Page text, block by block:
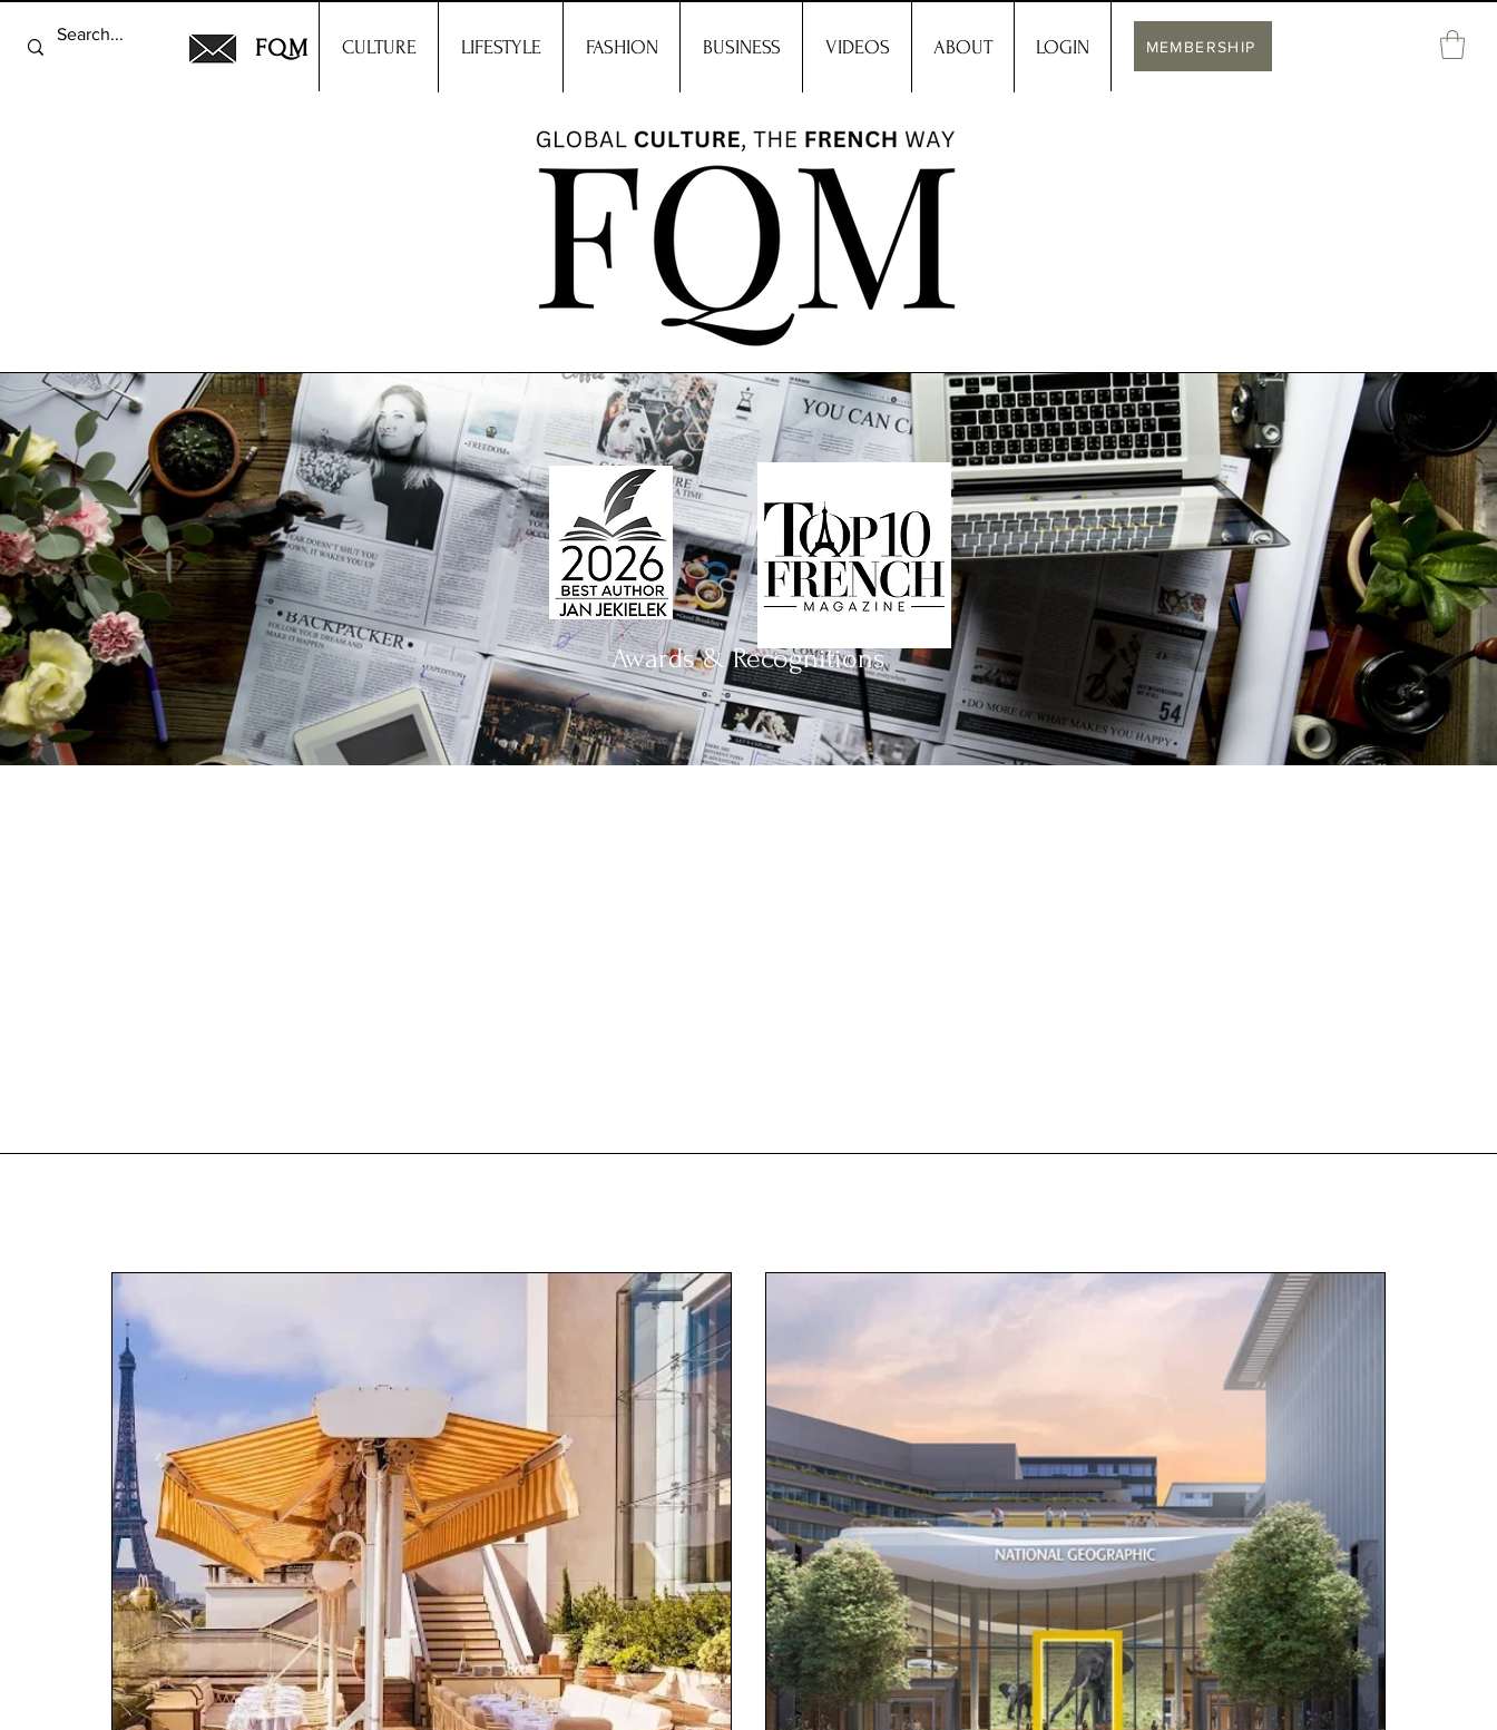
FQM CULTURE LIFESTYLE FASHION BUSINESS VIDEOS ABOUT LOGIN MEMBERSHIP
Awards & Recognitions